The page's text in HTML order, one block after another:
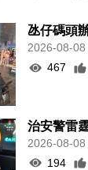
氹仔碼頭
2026-08-
467
治安警雷
2026-08-08
194